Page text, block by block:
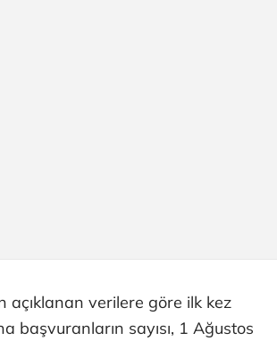
açıklanan verilere göre ilk kez
başvuranların sayısı, 1 Ağustos